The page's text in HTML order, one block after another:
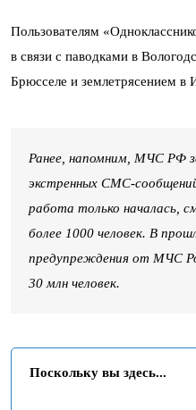
Пользователям
в связи с паводками в
Брюсселе и землетрясением в
Ранее, напомним, МЧС РФ
экстренных СМС-
работа только началась,
более 1000 человек. В
предупреждения от МЧС
30 млн человек.
Поскольку вы здесь...